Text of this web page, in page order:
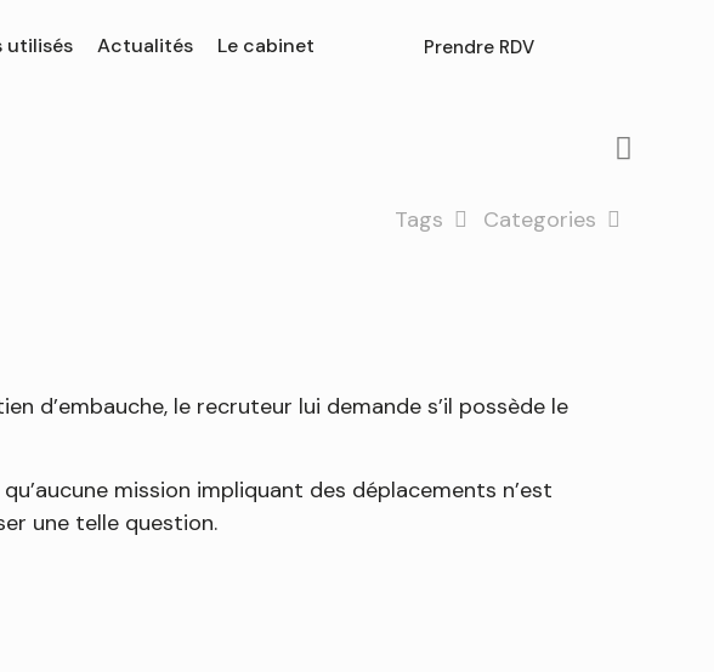
utilisés Actualités Le cabinet Prendre RDV
Categories
Tags
d’embauche, le recruteur lui demande s’il possède le
mission impliquant des déplacements n’est
une telle question.